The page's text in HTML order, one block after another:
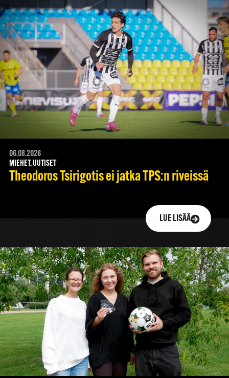
06.08.2026
MIEHET, UUTISET
Theodoros Tsirigotis ei jatka TPS:n riveissä
LUE LISÄÄ